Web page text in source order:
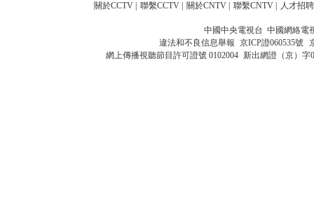
關於CCTV 聯繫CCTV 關於CNTV 聯繫CNTV 人才招聘
中國中央電視台 中國網絡電
違法和不良信息舉報 京ICP證060535號
網上傳播視聽節目許可證號 0102004 新出網證（京）